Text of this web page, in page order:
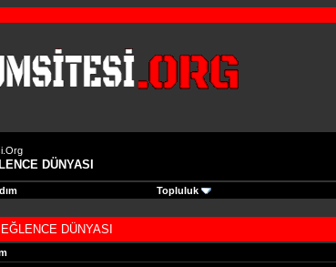
DÜNYASI
Topluluk
DÜNYASI